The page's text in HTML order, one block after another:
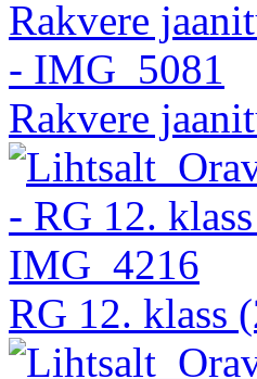
Rakvere
RG 12. klass